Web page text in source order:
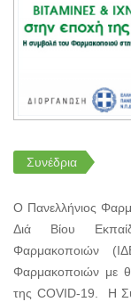
Συνέδρια
Ο Πανελλήνιος
Διά Βίου
Φαρμακοποιών
Φαρμακοποιών με
της COVID-19. Η